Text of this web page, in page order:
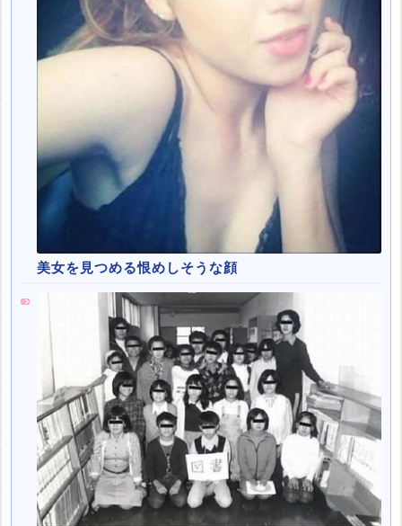
美女を見つめる恨めしそうな顔